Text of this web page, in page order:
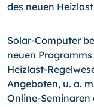
des neuen
Solar-Computer
neuen
Heizlast-
Angeboten, u. a.
Online-Seminaren